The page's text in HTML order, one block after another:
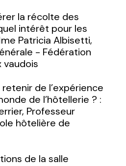
la récolte des
intérêt pour les
Patricia Albisetti,
- Fédération
vaudois
de l’expérience
de l’hôtellerie ? :
Professeur
hôtelière de
de la salle